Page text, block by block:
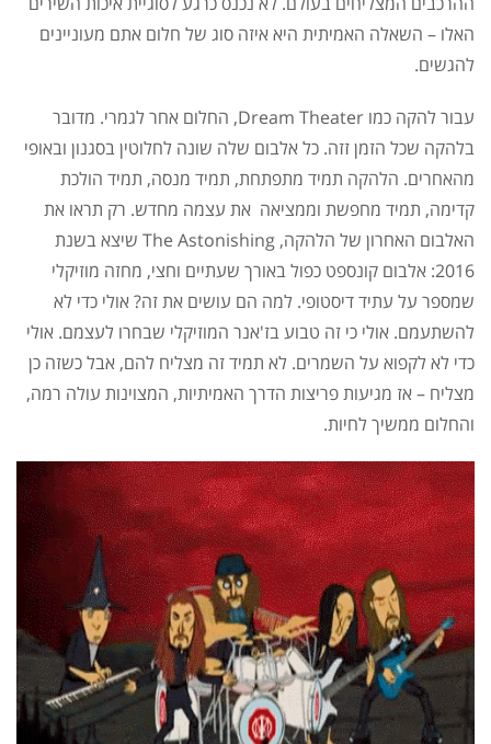
האלו – השאלה האמיתית היא איזה סוג של חלום אתם מעוניינים
להגשים.
עבור להקה כמו Dream Theater, החלום אחר לגמרי. מדובר
בלהקה שכל הזמן זזה. כל אלבום שלה שונה לחלוטין בסגנון ובאופי
מהאחרים. הלהקה תמיד מתפתחת, תמיד מנסה, תמיד הולכת
קדימה, תמיד מחפשת וממציאה את עצמה מחדש. רק תראו את
האלבום האחרון של הלהקה, The Astonishing שיצא בשנת
2016: אלבום קונספט כפול באורך שעתיים וחצי, מחזה מוזיקלי
שמספר על עתיד דיסטופי. למה הם עושים את זה? אולי כדי לא
להשתעמם. אולי כי זה טבוע בז'אנר המוזיקלי שבחרו לעצמם. אולי
כדי לא לקפוא על השמרים. לא תמיד זה מצליח להם, אבל כשזה כן
מצליח – אז מגיעות פריצות הדרך האמיתיות, המצוינות עולה רמה,
והחלום ממשיך לחיות.